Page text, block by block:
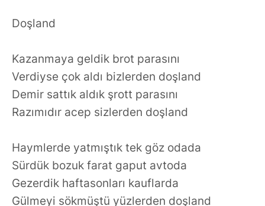
Doşland
Kazanmaya geldik brot parasını
Verdiyse çok aldı bizlerden doşland
Demir sattık aldık şrott parasını
Razımıdır acep sizlerden doşland
Haymlerde yatmıştık tek göz odada
Sürdük bozuk farat gaput avtoda
Gezerdik haftasonları kauflarda
Gülmeyi sökmüştü yüzlerden doşland